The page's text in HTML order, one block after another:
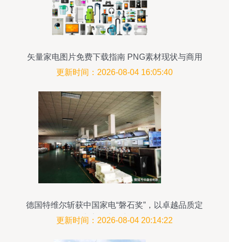
矢量家电图片免费下载指南 PNG素材现状与商用
风险提醒
更新时间：2026-08-04 16:05:40
德国特维尔斩获中国家电“磐石奖”，以卓越品质定
义家用电器新标准
更新时间：2026-08-04 20:14:22